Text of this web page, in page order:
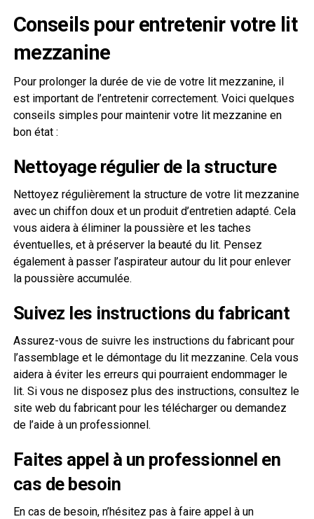
Conseils pour entretenir votre lit
mezzanine
Pour prolonger la durée de vie de votre lit mezzanine, il
est important de l’entretenir correctement. Voici quelques
conseils simples pour maintenir votre lit mezzanine en
bon état :
Nettoyage régulier de la structure
Nettoyez régulièrement la structure de votre lit mezzanine
avec un chiffon doux et un produit d’entretien adapté. Cela
vous aidera à éliminer la poussière et les taches
éventuelles, et à préserver la beauté du lit. Pensez
également à passer l’aspirateur autour du lit pour enlever
la poussière accumulée.
Suivez les instructions du fabricant
Assurez-vous de suivre les instructions du fabricant pour
l’assemblage et le démontage du lit mezzanine. Cela vous
aidera à éviter les erreurs qui pourraient endommager le
lit. Si vous ne disposez plus des instructions, consultez le
site web du fabricant pour les télécharger ou demandez
de l’aide à un professionnel.
Faites appel à un professionnel en
cas de besoin
En cas de besoin, n’hésitez pas à faire appel à un